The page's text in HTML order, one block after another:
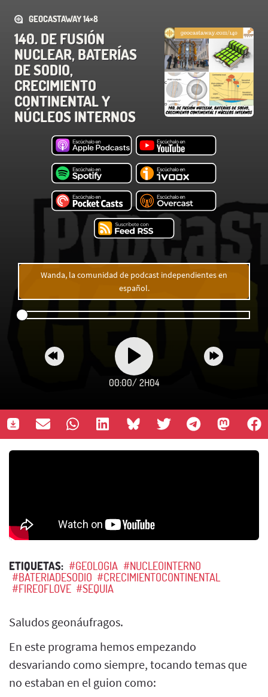
GEOCASTAWAY 14×8
140. DE FUSIÓN
NUCLEAR, BATERÍAS
DE SODIO,
CRECIMIENTO
CONTINENTAL Y
NÚCLEOS INTERNOS
Wanda, la comunidad de podcast independientes en
español.
00:00/ 2H04
ETIQUETAS: #GEOLOGIA #NUCLEOINTERNO
#BATERIADESODIO #CRECIMIENTOCONTINENTAL
#FIREOFLOVE #SEQUIA
Saludos geonáufragos.
En este programa hemos empezando
desvariando como siempre, tocando temas que
no estaban en el guion como: